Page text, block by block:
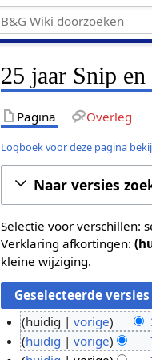
25 jaar Snip en
Pagina Overleg
Logboek voor deze pagina
Naar versies
Selectie voor verschillen:
Verklaring afkortingen:
kleine wijziging.
3
huidig vorige
G
e
huidig vorige